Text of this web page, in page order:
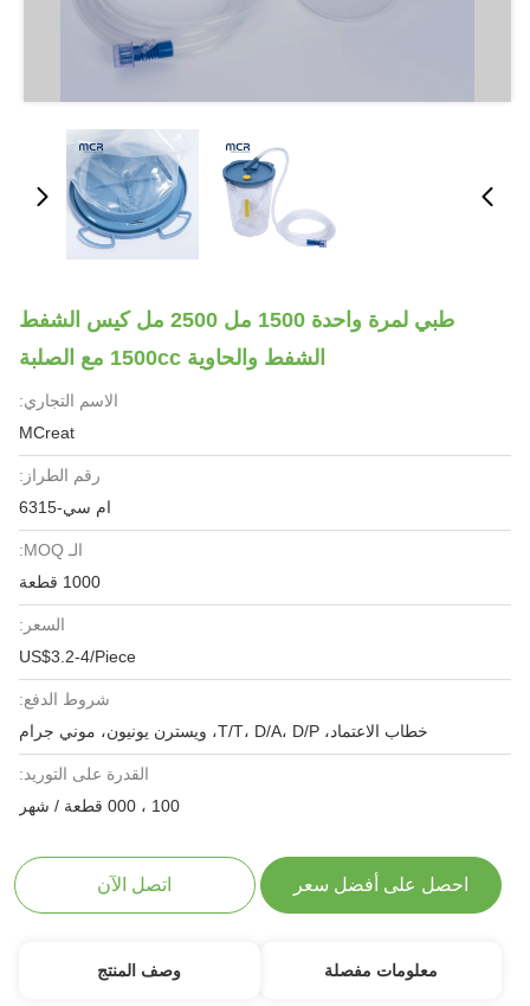
طبي لمرة واحدة 1500 مل 2500 مل كيس الشفط
الشفط والحاوية 1500cc مع الصلبة
الاسم التجاري:
MCreat
رقم الطراز:
ام سي-6315
الـ MOQ:
1000 قطعة
السعر:
US$3.2-4/Piece
شروط الدفع:
خطاب الاعتماد، T/T، D/A، D/P، ويسترن يونيون، موني جرام
القدرة على التوريد:
100 ، 000 قطعة / شهر
احصل على أفضل سعر اتصل الآن
معلومات مفصلة وصف المنتج